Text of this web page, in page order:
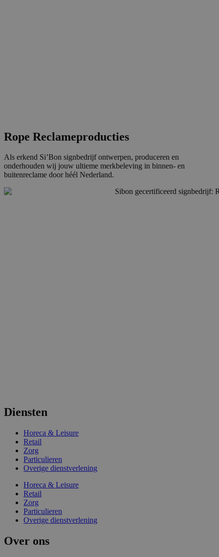
Rope Reclameproducties
Als erkend Si’Bon signbedrijf ontwerpen, produceren en
onderhouden wij jouw ultieme merkbeleving in binnen- en
buitenreclame door héél Nederland.
Diensten
Horeca & Leisure
Retail
Zorg
Particulieren
Overige dienstverlening
Horeca & Leisure
Retail
Zorg
Particulieren
Overige dienstverlening
Over ons